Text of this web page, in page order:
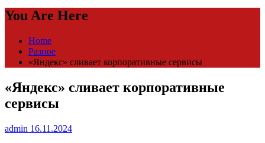
You Are Here
Home
Разное
«Яндекс» сливает корпоративные сервисы
«Яндекс» сливает корпоративные
сервисы
admin 16.11.2024